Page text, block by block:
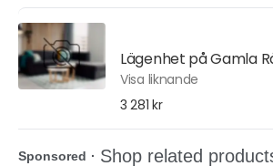
Lägenhet på Gamla
Visa liknande
3 281 kr